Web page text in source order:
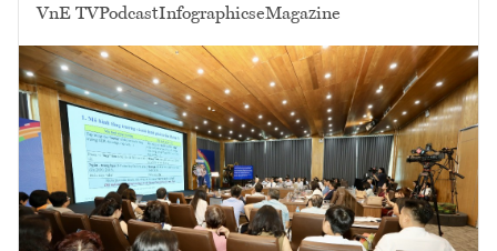
VnE TVPodcastInfographicseMagazine